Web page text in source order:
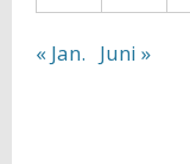
« Jan. Juni »